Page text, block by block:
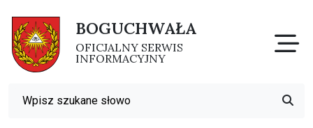
BOGUCHWAŁA
OFICJALNY SERWIS
INFORMACYJNY
Wyszukiwarka